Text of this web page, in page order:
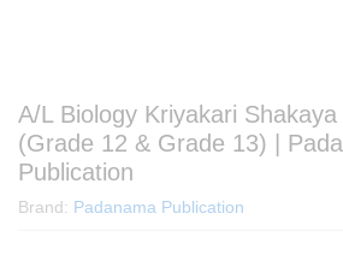
A/L Biology Kriyakari
(Grade 12 & Grade 13) |
Publication
Brand: Padanama Publication